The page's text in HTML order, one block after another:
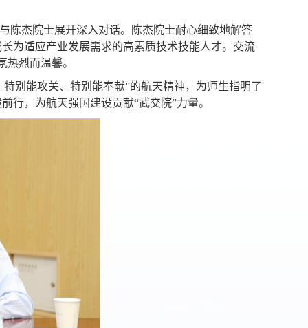
陈杰院士展开深入对话。陈杰院士耐心细致地解答
为适应产业发展需求的高素质技术技能人才。交流
烈而温馨。
别能攻关、特别能奉献”的航天精神，为师生指明了
行，为航天强国建设贡献“武交院”力量。